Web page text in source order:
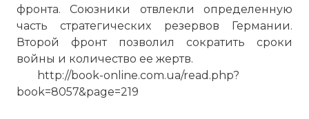
фронта. Союзники отвлекли определенную
часть стратегических резервов Германии.
Второй фронт позволил сократить сроки
войны и количество ее жертв.
http://book-online.com.ua/read.php?
book=8057&page=219